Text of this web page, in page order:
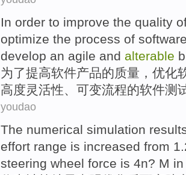
In order to improve the quality
optimize the process of
develop an agile and alterable
为了提高软件产品的质量 ， 优化
高度灵活性、 可变流程的软件测
youdao
The numerical simulation
effort range is increased from
steering wheel force is 4n? M